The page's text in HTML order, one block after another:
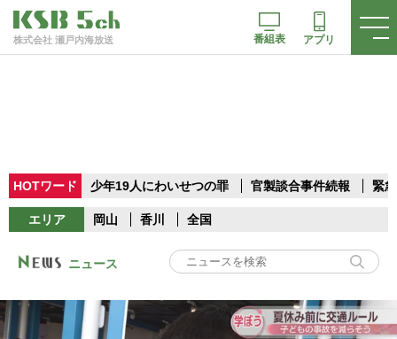
株式会社 瀬戸内海放送 番組表 アプリ
HOTワード 少年19人にわいせつの罪 官製談合事件続報 緊
エリア 岡山 香川 全国
ニュース